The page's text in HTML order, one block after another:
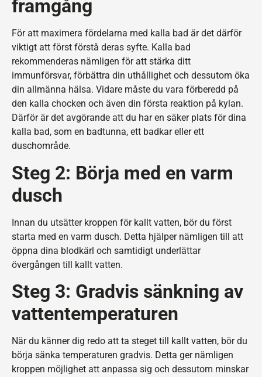
framgång
För att maximera fördelarna med kalla bad är det därför
viktigt att först förstå deras syfte. Kalla bad
rekommenderas nämligen för att stärka ditt
immunförsvar, förbättra din uthållighet och dessutom öka
din allmänna hälsa. Vidare måste du vara förberedd på
den kalla chocken och även din första reaktion på kylan.
Därför är det avgörande att du har en säker plats för dina
kalla bad, som en badtunna, ett badkar eller ett
duschområde.
Steg 2: Börja med en varm
dusch
Innan du utsätter kroppen för kallt vatten, bör du först
starta med en varm dusch. Detta hjälper nämligen till att
öppna dina blodkärl och samtidigt underlättar
övergången till kallt vatten.
Steg 3: Gradvis sänkning av
vattentemperaturen
När du känner dig redo att ta steget till kallt vatten, bör du
börja sänka temperaturen gradvis. Detta ger nämligen
kroppen möjlighet att anpassa sig och dessutom minskar